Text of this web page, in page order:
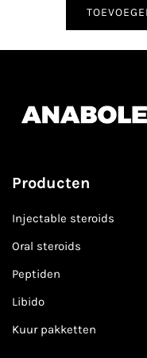
Producten
Injectable steroids
Oral steroids
Peptiden
Libido
Kuur pakketten